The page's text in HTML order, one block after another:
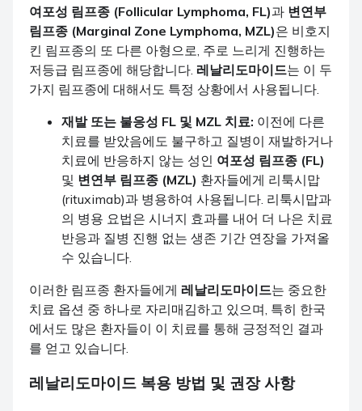
여포성 림프종 (Follicular Lymphoma, FL)과 변연부
림프종 (Marginal Zone Lymphoma, MZL)은 비호지
킨 림프종의 또 다른 아형으로, 주로 느리게 진행하는
저등급 림프종에 해당합니다. 레날리도마이드는 이 두
가지 림프종에 대해서도 특정 상황에서 사용됩니다.
재발 또는 불응성 FL 및 MZL 치료: 이전에 다른
치료를 받았음에도 불구하고 질병이 재발하거나
치료에 반응하지 않는 성인 여포성 림프종 (FL)
및 변연부 림프종 (MZL) 환자들에게 리툭시맙
(rituximab)과 병용하여 사용됩니다. 리툭시맙과
의 병용 요법은 시너지 효과를 내어 더 나은 치료
반응과 질병 진행 없는 생존 기간 연장을 가져올
수 있습니다.
이러한 림프종 환자들에게 레날리도마이드는 중요한
치료 옵션 중 하나로 자리매김하고 있으며, 특히 한국
에서도 많은 환자들이 이 치료를 통해 긍정적인 결과
를 얻고 있습니다.
레날리도마이드 복용 방법 및 권장 사항